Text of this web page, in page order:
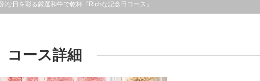
な日を彩る厳選和牛で乾杯『Richな記念日コース』
コース詳細